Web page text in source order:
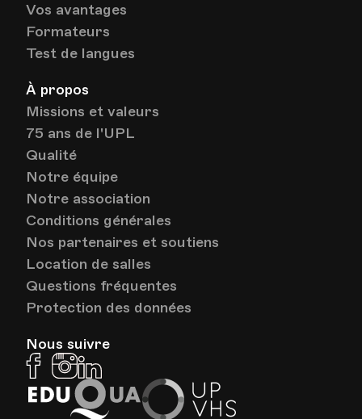
Vos avantages
Formateurs
Test de langues
À propos
Missions et valeurs
75 ans de l'UPL
Qualité
Notre équipe
Notre association
Conditions générales
Nos partenaires et soutiens
Location de salles
Questions fréquentes
Protection des données
Nous suivre
FacebookInstagram
EduQua